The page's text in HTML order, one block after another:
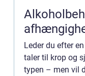
Leder du efter
taler til krop og
typen – men vil